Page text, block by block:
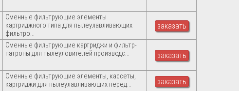
Сменные фильтрующие элементы
картриджного типа для пылеулавливающих
фильтро...
заказать
Сменные фильтрующие картриджи и фильтр-
патроны для пылеуловителей производс...
заказать
Сменные фильтрующие элементы, кассеты,
картриджи для пылеулавливающих перед...
заказать